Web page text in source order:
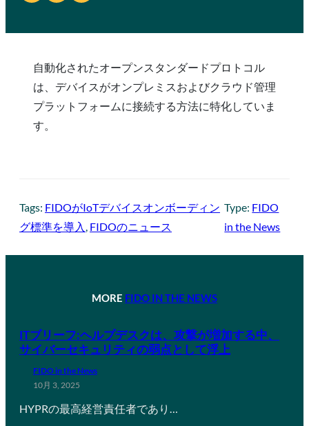
自動化されたオープンスタンダードプロトコル
は、デバイスがオンプレミスおよびクラウド管理
プラットフォームに接続する方法に特化していま
す。
Tags: FIDOがIoTデバイスオンボーディン
グ標準を導入 FIDOのニュース
Type: FIDO
in the News
MORE FIDO IN THE NEWS
ITブリーフ:ヘルプデスクは、攻撃が増加する中、
サイバーセキュリティの弱点として浮上
FIDO in the News
10月 3, 2025
HYPRの最高経営責任者であり…